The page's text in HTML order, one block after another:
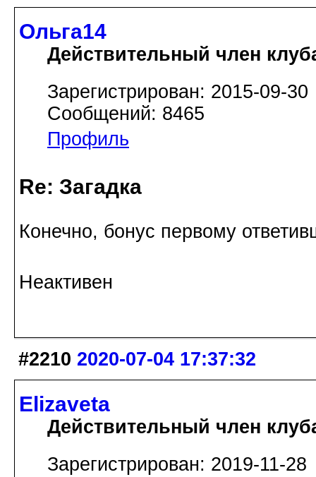
Ольга14
Действительный член
Зарегистрирован: 2015-09-30
Сообщений: 8465
Профиль
Re: Загадка
Конечно, бонус первому
Неактивен
#2210 2020-07-04 17:37:32
Elizaveta
Действительный член
Зарегистрирован: 2019-11-28